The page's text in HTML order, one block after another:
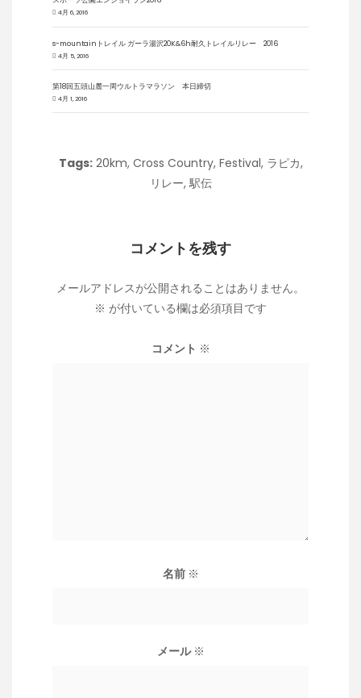
4月 6, 2016
s-mountainトレイル ガーラ湯沢20K&6h耐久トレイルリレー 2016
4月 5, 2016
第18回五頭山麓一周ウルトラマラソン 本日締切
4月 1, 2016
Tags: 20km, Cross Country, Festival, ラピカ,
リレー,駅伝
コメントを残す
メールアドレスが公開されることはありません。
※ が付いている欄は必須項目です
コメント ※
名前 ※
メール ※